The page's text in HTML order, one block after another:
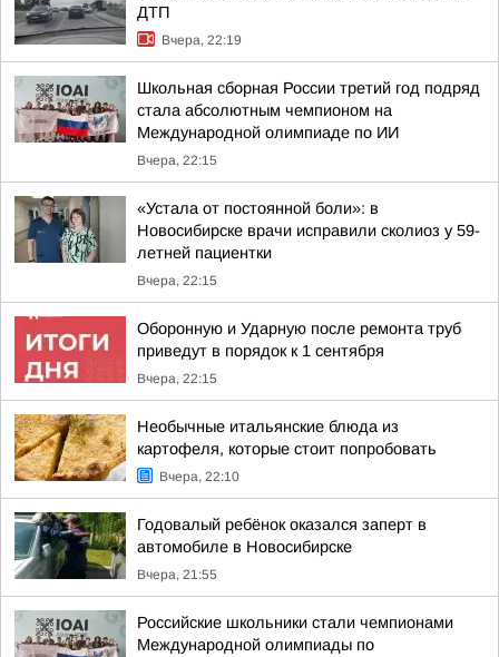
ДТП
Вчера, 22:19
Школьная сборная России третий год подряд
стала абсолютным чемпионом на
Международной олимпиаде по ИИ
Вчера, 22:15
«Устала от постоянной боли»: в
Новосибирске врачи исправили сколиоз у 59-
летней пациентки
Вчера, 22:15
Оборонную и Ударную после ремонта труб
приведут в порядок к 1 сентября
Вчера, 22:15
Необычные итальянские блюда из
картофеля, которые стоит попробовать
Вчера, 22:10
Годовалый ребёнок оказался заперт в
автомобиле в Новосибирске
Вчера, 21:55
Российские школьники стали чемпионами
Международной олимпиады по